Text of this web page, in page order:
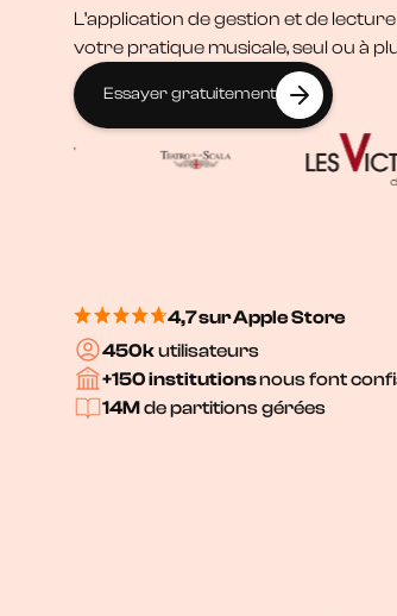
L’application de gestion et de
votre pratique musicale, seul ou à
Essayer gratuitement
4,7 sur Apple Store
450kutilisateurs
+150 institutionsnous font
14M de partitions gérées